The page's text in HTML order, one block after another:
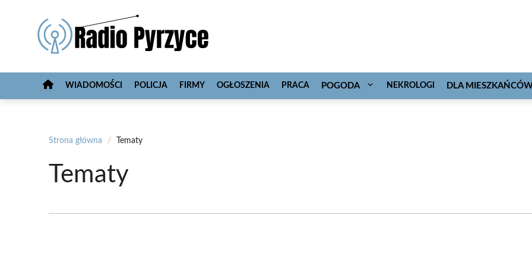
WIADOMOŚCI POLICJA FIRMY OGŁOSZENIA PRACA POGODA NEKROLOGI DLA
Strona główna / Tematy
Tematy